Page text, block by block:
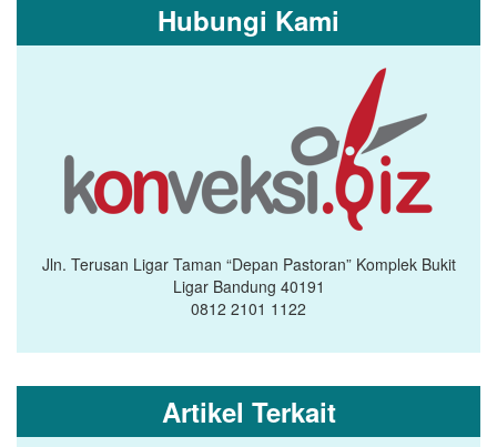
Hubungi Kami
Jln. Terusan Ligar Taman “Depan Pastoran” Komplek Bukit
Ligar Bandung 40191
0812 2101 1122
Artikel Terkait